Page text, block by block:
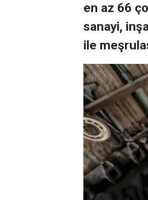
en az 66
sanayi,
ile